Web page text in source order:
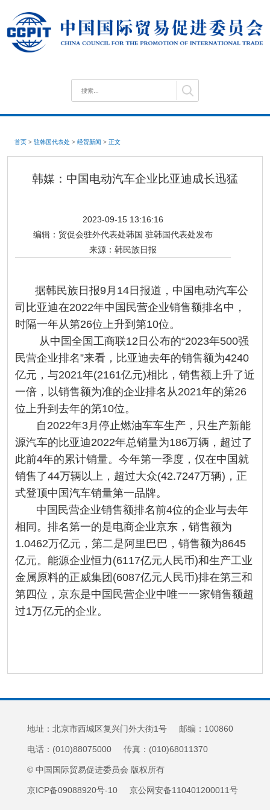
首页 > 驻韩国代表处 > 经贸新闻 > 正文
韩媒：中国电动汽车企业比亚迪成长迅猛
2023-09-15 13:16:16
编辑： 贸促会驻外代表处韩国 驻韩国代表处发布
来源： 韩民族日报
据韩民族日报9月14日报道，中国电动汽车公
司比亚迪在2022年中国民营企业销售额排名中，
时隔一年从第26位上升到第10位。
从中国全国工商联12日公布的“2023年500强
民营企业排名”来看，比亚迪去年的销售额为4240
亿元，与2021年(2161亿元)相比，销售额上升了近
一倍，以销售额为准的企业排名从2021年的第26
位上升到去年的第10位。
自2022年3月停止燃油车车生产，只生产新能
源汽车的比亚迪2022年总销量为186万辆，超过了
此前4年的累计销量。今年第一季度，仅在中国就
销售了44万辆以上，超过大众(42.7247万辆)，正
式登顶中国汽车销量第一品牌。
中国民营企业销售额排名前4位的企业与去年
相同。排名第一的是电商企业京东，销售额为
1.0462万亿元，第二是阿里巴巴，销售额为8645
亿元。能源企业恒力(6117亿元人民币)和生产工业
金属原料的正威集团(6087亿元人民币)排在第三和
第四位，京东是中国民营企业中唯一一家销售额超
过1万亿元的企业。
地址：北京市西城区复兴门外大街1号 邮编：100860
电话：(010)88075000 传真：(010)68011370
© 中国国际贸易促进委员会 版权所有
京ICP备09088920号-10 京公网安备110401200011号